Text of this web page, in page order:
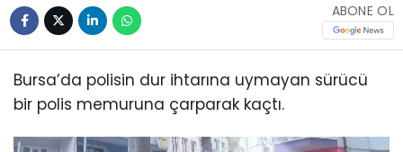
ABONE OL
Bursa’da polisin dur ihtarına uymayan sürücü
bir polis memuruna çarparak kaçtı.